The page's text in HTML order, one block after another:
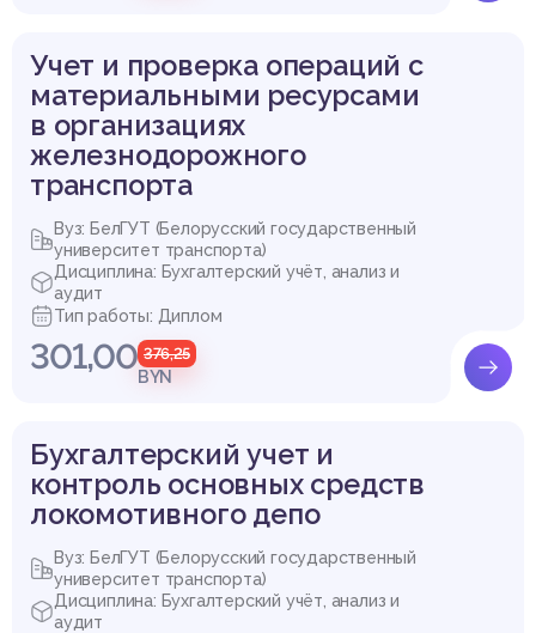
Учет и проверка операций с
материальными ресурсами
в организациях
железнодорожного
транспорта
Вуз: БелГУТ (Белорусский государственный
университет транспорта)
Дисциплина: Бухгалтерский учёт, анализ и
аудит
Тип работы: Диплом
301,00 376,25
BYN
Бухгалтерский учет и
контроль основных средств
локомотивного депо
Вуз: БелГУТ (Белорусский государственный
университет транспорта)
Дисциплина: Бухгалтерский учёт, анализ и
аудит